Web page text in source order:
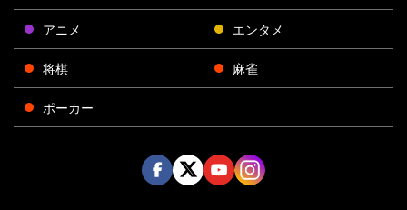
アニメ エンタメ
将棋 麻雀
ポーカー